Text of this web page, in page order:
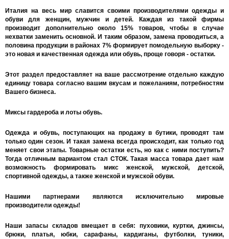
Италия на весь мир славится своими производителями одежды и
обуви для женщин, мужчин и детей. Каждая из такой фирмы
производит дополнительно около 15% товаров, чтобы в случае
нехватки заменить основной. И таким образом, замена проводиться, а
половина продукции в районах 7% формирует помодельную выборку -
это новая и качественная одежда или обувь, проще говоря - остатки.
Этот раздел предоставляет на ваше рассмотрение отдельно каждую
единицу товара согласно вашим вкусам и пожеланиям, потребностям
Вашего бизнеса.
Миксы гардероба и лоты обувь.
Одежда и обувь, поступающих на продажу в бутики, проводят там
только один сезон. И такая замена всегда происходит, как только год
меняет свои этапы. Товарные остатки есть, но как с ними поступить?
Тогда отличным вариантом стал СТОК. Такая масса товара дает нам
возможность формировать микс женской, мужской, детской,
спортивной одежды, а также женской и мужской обуви.
Нашими партнерами являются исключительно мировые
производители одежды!
Наши запасы складов вмещает в себя: пуховики, куртки, джинсы,
брюки, платья, юбки, сарафаны, кардиганы, футболки, туники,